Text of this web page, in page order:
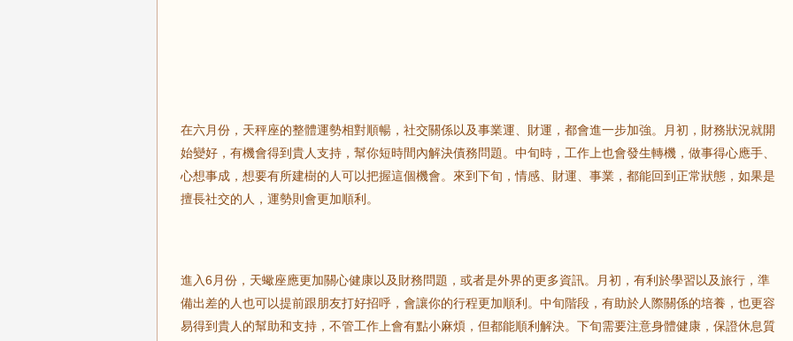
在六月份，天秤座的整體運勢相對順暢，社交關係以及事業運、財運，都會進一步加強。月初，財務狀況就開
始變好，有機會得到貴人支持，幫你短時間內解決債務問題。中旬時，工作上也會發生轉機，做事得心應手、
心想事成，想要有所建樹的人可以把握這個機會。來到下旬，情感、財運、事業，都能回到正常狀態，如果是
擅長社交的人，運勢則會更加順利。
進入6月份，天蠍座應更加關心健康以及財務問題，或者是外界的更多資訊。月初，有利於學習以及旅行，準
備出差的人也可以提前跟朋友打好招呼，會讓你的行程更加順利。中旬階段，有助於人際關係的培養，也更容
易得到貴人的幫助和支持，不管工作上會有點小麻煩，但都能順利解決。下旬需要注意身體健康，保證休息質